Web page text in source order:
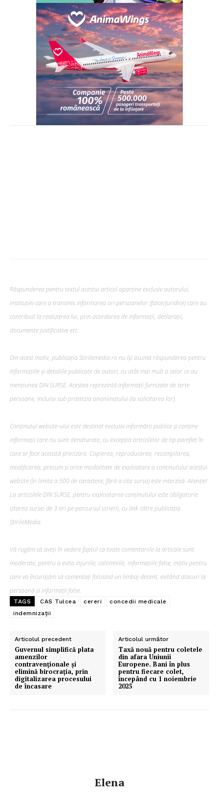
Răspunderea pentru textul acestui articol aparține exclusiv autorului,
instituției care a transmis informarea ori persoanelor (fizice/juridice) care au
contribuit la realizarea lui, prin acordarea de informații, declarații,
documente justificative etc.
Din acest motiv, publicația Stirilemedia.ro nu își asumă răspunderea pentru
informațiile și detaliile publicate de autori, cu atât mai mult a celor ce au
mențiunea DIN SURSE. Acestea reprezintă informații furnizate de terțe
persoane, incluisv sub protecția anonimatului (la solicitarea lor).
Conținutul website-ului este destinat exclusiv informării publice și conține
informații care nu sunt denaturate, cu excepția articolelor de tip pamflet în
care se face această precizare. Copierea, reproducerea, recompilarea,
modificarea, precum şi orice modalitate de exploatare a conținutului acestui
website (în limita a 500 de caractere, fără a cita sursa) este interzisă. Atenție!
La articolele DIN SURSE, pentru exploatarea conținutului este obligatorie
citarea sursei de 3 ori pe parcursul scrierii, cu link către publicația
ȘtirileMedia.
Vă rugăm să aveți în vedere faptul că toate comentariile la articole sunt
moderate, pentru a evita injuriile, calomniile, informațiile false, motiv pentru
care vă încurajăm să comentați folosind un limbaj decent, evitând atacuri la
persoană și informații false.
TAGS CAS Tulcea cereri
concedii medicale
indemnizații
Articolul precedent
Guvernul simplifică plata
amenzilor
contravenționale și
elimină birocrația, prin
digitalizarea procesului
de încasare
Articolul următor
Taxă nouă pentru coletele
din afara Uniunii
Europene. Bani în plus
pentru fiecare colet,
începând cu 1 noiembrie
2025
Elena